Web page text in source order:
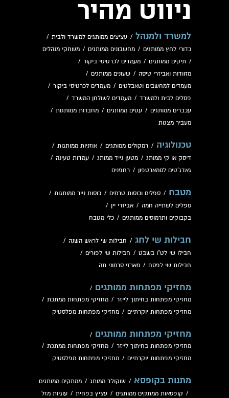
ניווט מהיר
למשרד ולמנהל / עציצים ממותגים למשרד ולבית /
כדורי לחץ ממותגים / מחשבונים ממותגים / משחקי מנהלים
/ תיקים ממותגים / מעמדים לכרטיסי ביקור /
מזוודות ואביזרי טיסה / שעונים ממותגים /
מעמדים למחשבים וטאבלטים / מעמדים לכרטיסי ביקור /
פסלים לבית ולמשרד / מעמדים לשולחן המשרד /
עכברים ממותגים / עטים ממותגים / מחברות ממותגות /
מעביר מצגות
טכנולוגיה / רמקולים ממותגים / אוזניות ממותגות /
דיסק או קי ממותג / מטען נייד ממותג / עמדות טעינה /
גאדג'טים לסמארטפון / רחפנים
מטבח / ספלים וכוסות טרמים / כוסות נייר ממותגות /
ספלים לשתייה חמה / אביזרי יין /
בקבוקים ותרמוסים ממותגים / כלי מטבח
חבילות שי לחג / חבילות שי לראש השנה /
חבילו שי לט"ו בשבט / חבילות שי לפורים /
חבילות שי לפסח / מארזי סרמוני תה
מחזיקי מפתחות ממותגים /
מחזיקי מפתחות בחיתוך לייזר / מחזיקי מפתחות ממתכת /
מחזיקי מפתחות יוקרתיים / מחזיקי מפתחות מפלסטיק
מחזיקי מפתחות ממותגים /
מחזיקי מפתחות בחיתוך לייזר / מחזיקי מפתחות ממתכת /
מחזיקי מפתחות יוקרתיים / מחזיקי מפתחות מפלסטיק
מתנות בקופסא / שוקולד ממותג / ממתקים ממותגים
/ קופסאות ממתקים ממותגים / עציץ בפחית / עוגיות מזל